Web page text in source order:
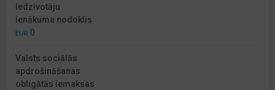
Iedzīvotāju
ienākuma nodoklis
EUR 0
Valsts sociālās
apdrošināšanas
obligātās iemaksas